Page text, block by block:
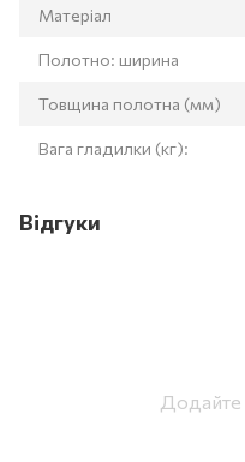
Матеріал
Полотно: ширина
Товщина полотна (мм)
Вага гладилки (кг):
Відгуки
Додайте